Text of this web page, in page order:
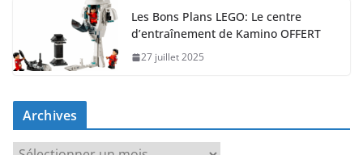
Les Bons Plans LEGO: Le centre
d’entraînement de Kamino OFFERT
27 juillet 2025
Archives